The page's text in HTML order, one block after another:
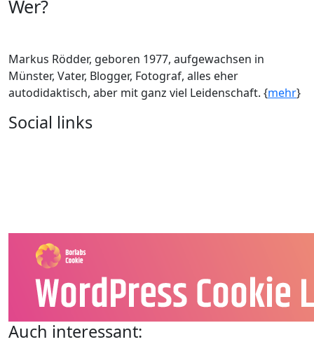
Wer?
Markus Rödder, geboren 1977, aufgewachsen in
Münster, Vater, Blogger, Fotograf, alles eher
autodidaktisch, aber mit ganz viel Leidenschaft. {mehr}
Social links
Auch interessant: